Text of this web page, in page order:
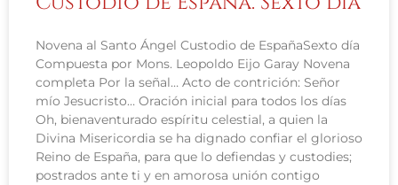
Novena al Santo Ángel Custodio de EspañaSexto día
Compuesta por Mons. Leopoldo Eijo Garay Novena
completa Por la señal… Acto de contrición: Señor
mío Jesucristo… Oración inicial para todos los días
Oh, bienaventurado espíritu celestial, a quien la
Divina Misericordia se ha dignado confiar el glorioso
Reino de España, para que lo defiendas y custodies;
postrados ante ti y en amorosa unión contigo